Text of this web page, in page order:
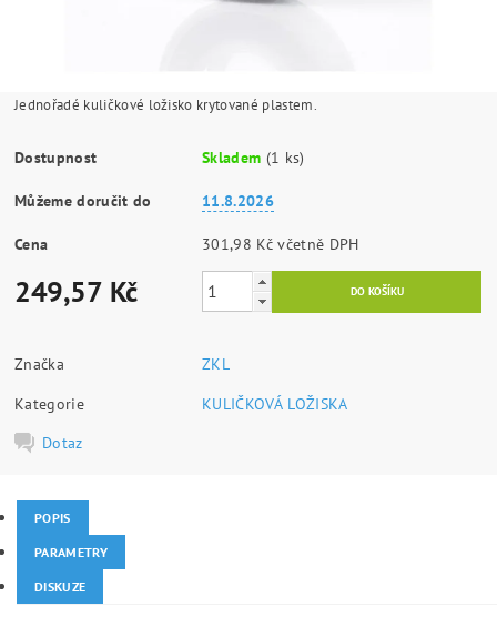
Jednořadé kuličkové ložisko krytované plastem.
Dostupnost Skladem (1 ks)
Můžeme doručit do 11.8.2026
Cena 301,98 Kč včetně DPH
249,57 Kč
Značka
ZKL
Kategorie
KULIČKOVÁ LOŽISKA
Dotaz
POPIS
PARAMETRY
DISKUZE